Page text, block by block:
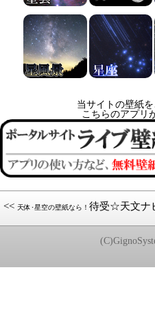
当サイトの壁紙
こちらのアプリ
<< 天体･星空の壁紙なら！ 待受☆天文ナ